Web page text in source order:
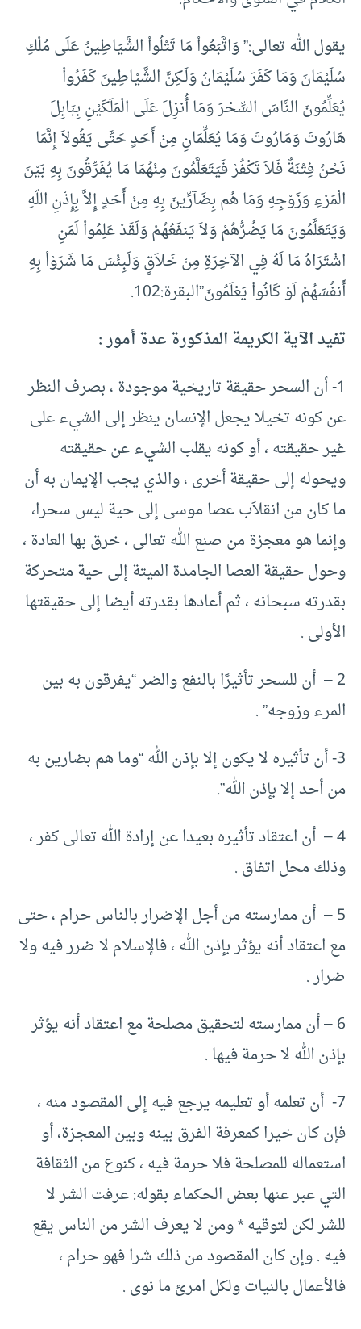
يقول الله تعالى:”‏ وَاتَّبَعُواْ مَا تَتْلُواْ الشَّيَاطِينُ عَلَى مُلْكِ
سُلَيْمَانَ وَمَا كَفَرَ سُلَيْمَانُ وَلَـكِنَّ الشَّيْاطِينَ كَفَرُواْ
يُعَلِّمُونَ النَّاسَ السِّحْرَ وَمَا أُنزِلَ عَلَى الْمَلَكَيْنِ بِبَابِلَ
هَارُوتَ وَمَارُوتَ وَمَا يُعَلِّمَانِ مِنْ أَحَدٍ حَتَّى يَقُولاَ إِنَّمَا
نَحْنُ فِتْنَةٌ فَلاَ تَكْفُرْ فَيَتَعَلَّمُونَ مِنْهُمَا مَا يُفَرِّقُونَ بِهِ بَيْنَ
الْمَرْءِ وَزَوْجِهِ وَمَا هُم بِضَآرِّينَ بِهِ مِنْ أَحَدٍ إِلاَّ بِإِذْنِ اللّهِ
وَيَتَعَلَّمُونَ مَا يَضُرُّهُمْ وَلاَ يَنفَعُهُمْ وَلَقَدْ عَلِمُواْ لَمَنِ
اشْتَرَاهُ مَا لَهُ فِي الآخِرَةِ مِنْ خَلاَقٍ وَلَبِئْسَ مَا شَرَوْاْ بِهِ
أَنفُسَهُمْ لَوْ كَانُواْ يَعْلَمُونَ”البقرة:‏102.‏
تفيد الآية الكريمة المذكورة عدة أمور :‏
1- أن السحر حقيقة تاريخية موجودة ، بصرف النظر
عن كونه تخيلا يجعل الإنسان ينظر إلى الشيء على
غير حقيقته ، أو كونه يقلب الشيء عن حقيقته
ويحوله إلى حقيقة أخرى ، والذي يجب الإيمان به أن
ما كان من انقلاَب عصا موسى إلى حية ليس سحرا،
وإنما هو معجزة من صنع الله تعالى ، خرق بها العادة ،
وحول حقيقة العصا الجامدة الميتة إلى حية متحركة
بقدرته سبحانه ، ثم أعادها بقدرته أيضا إلى حقيقتها
الأولى .‏
2 – أن للسحر تأثيرًا بالنفع والضر “‏يفرقون به بين
المرء وزوجه” .‏
3‏- أن تأثيره لا يكون إلا بإذن الله “‏وما هم بضارين به
من أحد إلا بإذن الله”.‏
4 – أن اعتقاد تأثيره بعيدا عن إرادة الله تعالى كفر ،
وذلك محل اتفاق .‏
5 – أن ممارسته من أجل الإضرار بالناس حرام ، حتى
مع اعتقاد أنه يؤثر بإذن الله ، فالإسلام لا ضرر فيه ولا
ضرار .‏
6 – أن ممارسته لتحقيق مصلحة مع اعتقاد أنه يؤثر
بإذن الله لا حرمة فيها .‏
7‏- أن تعلمه أو تعليمه يرجع فيه إلى المقصود منه ،
فإن كان خيرا كمعرفة الفرق بينه وبين المعجزة، ‏أو
استعماله للمصلحة فلا حرمة فيه ، كنوع من الثقافة
التي عبر عنها بعض الحكماء بقوله:‏ عرفت الشر لا
للشر لكن لتوقيه *‏ ومن لا يعرف الشر من الناس يقع
فيه .‏ وإن كان المقصود من ذلك شرا فهو حرام ،
فالأعمال بالنيات ولكل امرئ ما نوى .‏